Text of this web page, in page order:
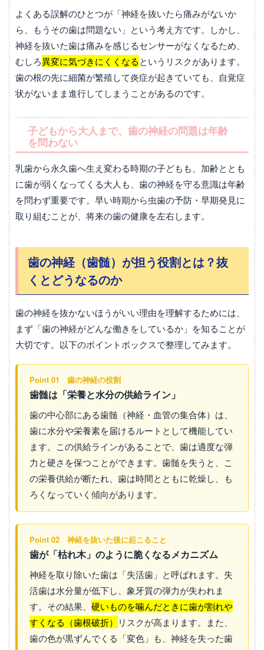
よくある誤解のひとつが「神経を抜いたら痛みがないか
ら、もうその歯は問題ない」という考え方です。しかし、
神経を抜いた歯は痛みを感じるセンサーがなくなるため、
むしろ異変に気づきにくくなるというリスクがあります。
歯の根の先に細菌が繁殖して炎症が起きていても、自覚症
状がないまま進行してしまうことがあるのです。
子どもから大人まで、歯の神経の問題は年齢
を問わない
乳歯から永久歯へ生え変わる時期の子どもも、加齢ととも
に歯が弱くなってくる大人も、歯の神経を守る意識は年齢
を問わず重要です。早い時期から虫歯の予防・早期発見に
取り組むことが、将来の歯の健康を左右します。
歯の神経（歯髄）が担う役割とは？抜
くとどうなるのか
歯の神経を抜かないほうがいい理由を理解するためには、
まず「歯の神経がどんな働きをしているか」を知ることが
大切です。以下のポイントボックスで整理してみます。
Point 01 歯の神経の役割
歯髄は「栄養と水分の供給ライン」
歯の中心部にある歯髄（神経・血管の集合体）は、
歯に水分や栄養素を届けるルートとして機能してい
ます。この供給ラインがあることで、歯は適度な弾
力と硬さを保つことができます。歯髄を失うと、こ
の栄養供給が断たれ、歯は時間とともに乾燥し、も
ろくなっていく傾向があります。
Point 02 神経を抜いた後に起こること
歯が「枯れ木」のように脆くなるメカニズム
神経を取り除いた歯は「失活歯」と呼ばれます。失
活歯は水分量が低下し、象牙質の弾力が失われま
す。その結果、硬いものを噛んだときに歯が割れや
すくなる（歯根破折） リスクが高まります。また、
歯の色が黒ずんでくる「変色」も、神経を失った歯